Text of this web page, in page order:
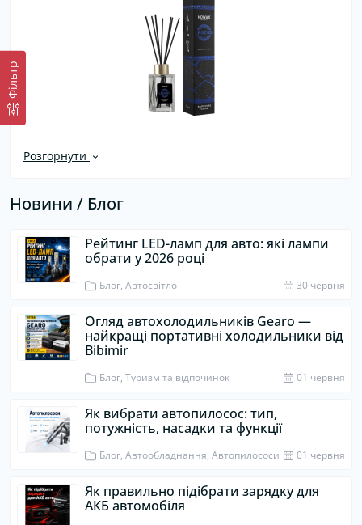
Фiльтр
Розгорнути
Новини / Блог
Рейтинг LED-ламп для авто: які лампи
обрати у 2026 році
Блог, Автосвітло 30 червня
Огляд автохолодильників Gearo —
найкращі портативні холодильники від
Bibimir
Блог, Туризм та відпочинок 01 червня
Як вибрати автопилосос: тип,
потужність, насадки та функції
Блог, Автообладнання, Автопилососи 01 червня
Як правильно підібрати зарядку для
АКБ автомобіля